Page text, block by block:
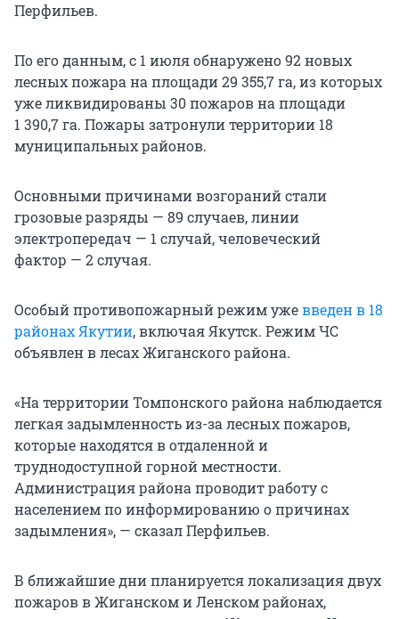
Перфильев.
По его данным, с 1 июля обнаружено 92 новых
лесных пожара на площади 29 355,7 га, из которых
уже ликвидированы 30 пожаров на площади
1 390,7 га. Пожары затронули территории 18
муниципальных районов.
Основными причинами возгораний стали
грозовые разряды — 89 случаев, линии
электропередач — 1 случай, человеческий
фактор — 2 случая.
Особый противопожарный режим ужевведен в 18
районах Якутии, включая Якутск. Режим ЧС
объявлен в лесах Жиганского района.
«На территории Томпонского района наблюдается
легкая задымленность из-за лесных пожаров,
которые находятся в отдаленной и
труднодоступной горной местности.
Администрация района проводит работу с
населением по информированию о причинах
задымления», — сказал Перфильев.
В ближайшие дни планируется локализация двух
пожаров в Жиганском и Ленском районах,